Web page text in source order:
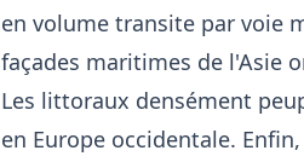
en volume transite par voie
façades maritimes de l'Asie
Les littoraux densément
en Europe occidentale.